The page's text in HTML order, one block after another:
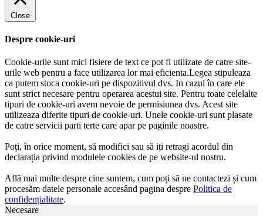
Close
Despre cookie-uri
Cookie-urile sunt mici fisiere de text ce pot fi utilizate de catre site-
urile web pentru a face utilizarea lor mai eficienta.Legea stipuleaza
ca putem stoca cookie-uri pe dispozitivul dvs. In cazul în care ele
sunt strict necesare pentru operarea acestui site. Pentru toate celelalte
tipuri de cookie-uri avem nevoie de permisiunea dvs. Acest site
utilizeaza diferite tipuri de cookie-uri. Unele cookie-uri sunt plasate
de catre servicii parti terte care apar pe paginile noastre.
Poți, în orice moment, să modifici sau să iți retragi acordul din
declarația privind modulele cookies de pe website-ul nostru.
Află mai multe despre cine suntem, cum poți să ne contactezi și cum
procesăm datele personale accesând pagina despre Politica de
confidențialitate.
Necesare